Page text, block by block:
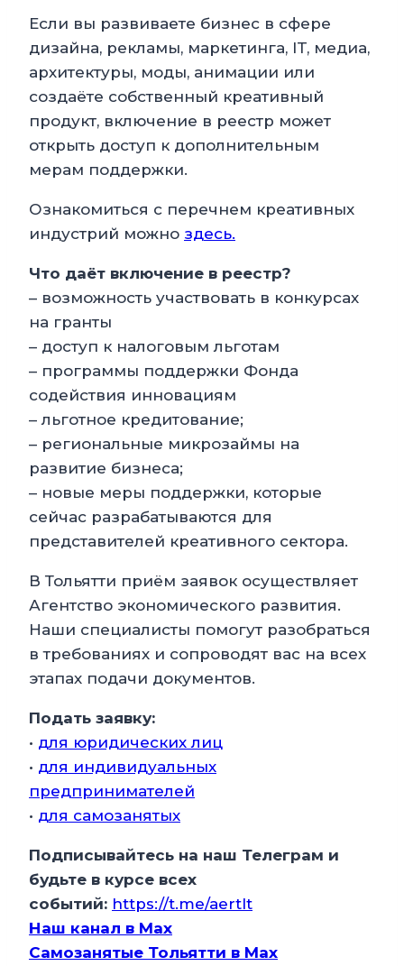
Если вы развиваете бизнес в сфере
дизайна, рекламы, маркетинга, IT, медиа,
архитектуры, моды, анимации или
создаёте собственный креативный
продукт, включение в реестр может
открыть доступ к дополнительным
мерам поддержки.
Ознакомиться с перечнем креативных
индустрий можно здесь.
Что даёт включение в реестр?
– возможность участвовать в конкурсах
на гранты
– доступ к налоговым льготам
– программы поддержки Фонда
содействия инновациям
– льготное кредитование;
– региональные микрозаймы на
развитие бизнеса;
– новые меры поддержки, которые
сейчас разрабатываются для
представителей креативного сектора.
В Тольятти приём заявок осуществляет
Агентство экономического развития.
Наши специалисты помогут разобраться
в требованиях и сопроводят вас на всех
этапах подачи документов.
Подать заявку:
• для юридических лиц
• для индивидуальных
предпринимателей
• для самозанятых
Подписывайтесь на наш Телеграм и
будьте в курсе всех
событий: https://t.me/aertlt
Наш канал в Мax
Самозанятые Тольятти в Max